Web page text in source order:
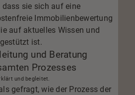
dass sie sich auf eine
Immobilienbewertung
auf aktuelles Wissen und
ist.
und Beratung
Prozesses
und begleitet.
gefragt, wie der Prozess der